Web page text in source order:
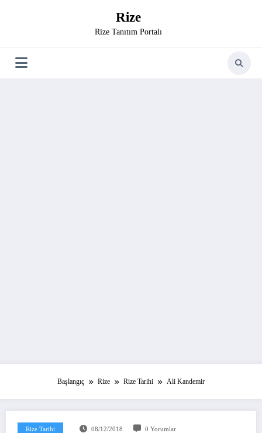
Rize
Rize Tanıtım Portalı
Başlangıç Rize Rize Tarihi Ali Kandemir
Rize Tarihi 08/12/2018 0 Yorumlar